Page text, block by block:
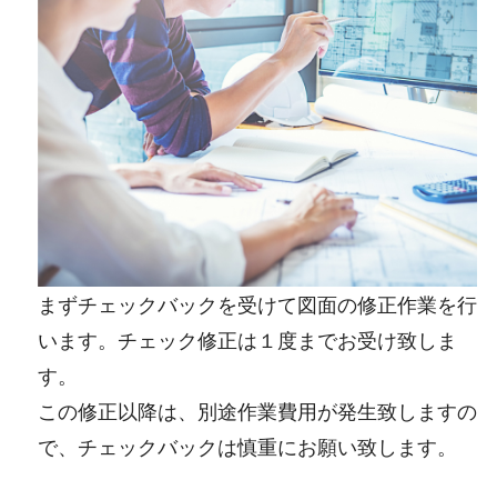
まずチェックバックを受けて図面の修正作業を行
います。チェック修正は１度までお受け致しま
す。
この修正以降は、別途作業費用が発生致しますの
で、チェックバックは慎重にお願い致します。